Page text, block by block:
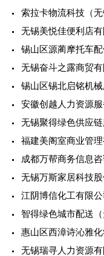
索拉卡物流科技（
无锡美悦佳便利店
锡山区源蔺摩托车
无锡奋斗之露商贸
锡山区锡北启铭机
安徽创越人力资源
无锡聚得绿色供应
福建美阁室商业管
成都万帮商务信息
无锡万斯家居科技
江阴博信化工有限公
智得绿色城市配送
惠山区西漳诗沁雅
无锡瑞寻人力资源